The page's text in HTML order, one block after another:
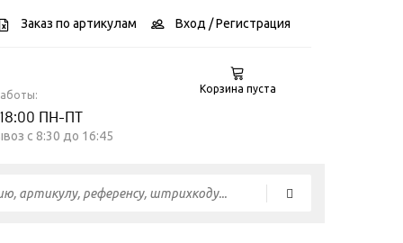
Заказ по артикулам Вход / Регистрация
ПН-ПТ
c 8:30 до 16:45
Корзина пуста